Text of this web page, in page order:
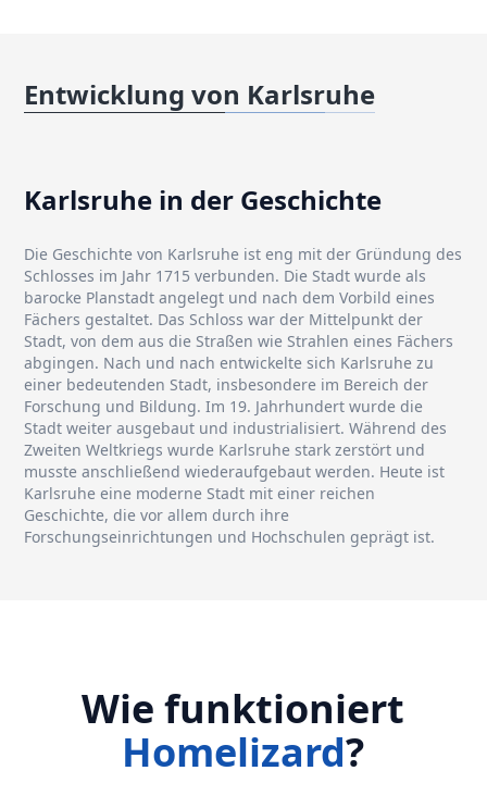
Entwicklung von Karlsruhe
Karlsruhe in der Geschichte
Die Geschichte von Karlsruhe ist eng mit der Gründung des
Schlosses im Jahr 1715 verbunden. Die Stadt wurde als
barocke Planstadt angelegt und nach dem Vorbild eines
Fächers gestaltet. Das Schloss war der Mittelpunkt der
Stadt, von dem aus die Straßen wie Strahlen eines Fächers
abgingen. Nach und nach entwickelte sich Karlsruhe zu
einer bedeutenden Stadt, insbesondere im Bereich der
Forschung und Bildung. Im 19. Jahrhundert wurde die
Stadt weiter ausgebaut und industrialisiert. Während des
Zweiten Weltkriegs wurde Karlsruhe stark zerstört und
musste anschließend wiederaufgebaut werden. Heute ist
Karlsruhe eine moderne Stadt mit einer reichen
Geschichte, die vor allem durch ihre
Forschungseinrichtungen und Hochschulen geprägt ist.
Wie funktioniert
Homelizard?